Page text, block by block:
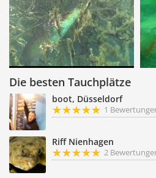
Die besten Tauchplätze
boot, Düsseldorf
1
Riff Nienhagen
2